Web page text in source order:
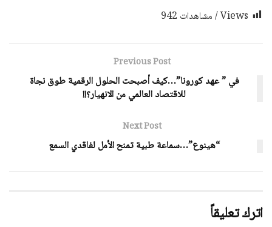
Views / مشاهدات
942
Previous Post
في ” عهد كورونا”…كيف أصبحت الحلول الرقمية طوق نجاة
للاقتصاد العالمي من الانهيار؟!!
Next Post
“هينوع”…سماعة طبية تمنح الأمل لفاقدي السمع
اترك تعليقاً